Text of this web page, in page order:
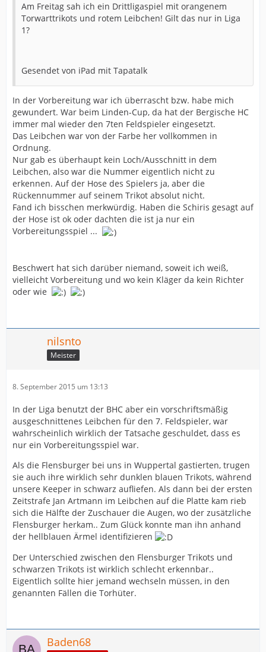
Am Freitag sah ich ein Drittligaspiel mit orangenem
Torwarttrikots und rotem Leibchen! Gilt das nur in Liga
1?
Gesendet von iPad mit Tapatalk
In der Vorbereitung war ich überrascht bzw. habe mich
gewundert. War beim Linden-Cup, da hat der Bergische HC
immer mal wieder den 7ten Feldspieler eingesetzt.
Das Leibchen war von der Farbe her vollkommen in
Ordnung.
Nur gab es überhaupt kein Loch/Ausschnitt in dem
Leibchen, also war die Nummer eigentlich nicht zu
erkennen. Auf der Hose des Spielers ja, aber die
Rückennummer auf seinem Trikot absolut nicht.
Fand ich bisschen merkwürdig. Haben die Schiris gesagt auf
der Hose ist ok oder dachten die ist ja nur ein
Vorbereitungsspiel ...
Beschwert hat sich darüber niemand, soweit ich weiß,
vielleicht Vorbereitung und wo kein Kläger da kein Richter
oder wie
nilsnto
Meister
8. September 2015 um 13:13
In der Liga benutzt der BHC aber ein vorschriftsmäßig
ausgeschnittenes Leibchen für den 7. Feldspieler, war
wahrscheinlich wirklich der Tatsache geschuldet, dass es
nur ein Vorbereitungsspiel war.
Als die Flensburger bei uns in Wuppertal gastierten, trugen
sie auch ihre wirklich sehr dunklen blauen Trikots, während
unsere Keeper in schwarz aufliefen. Als dann bei der ersten
Zeitstrafe Jan Artmann im Leibchen auf die Platte kam rieb
sich die Hälfte der Zuschauer die Augen, wo der zusätzliche
Flensburger herkam.. Zum Glück konnte man ihn anhand
der hellblauen Ärmel identifizieren
Der Unterschied zwischen den Flensburger Trikots und
schwarzen Trikots ist wirklich schlecht erkennbar..
Eigentlich sollte hier jemand wechseln müssen, in den
genannten Fällen die Torhüter.
Baden68